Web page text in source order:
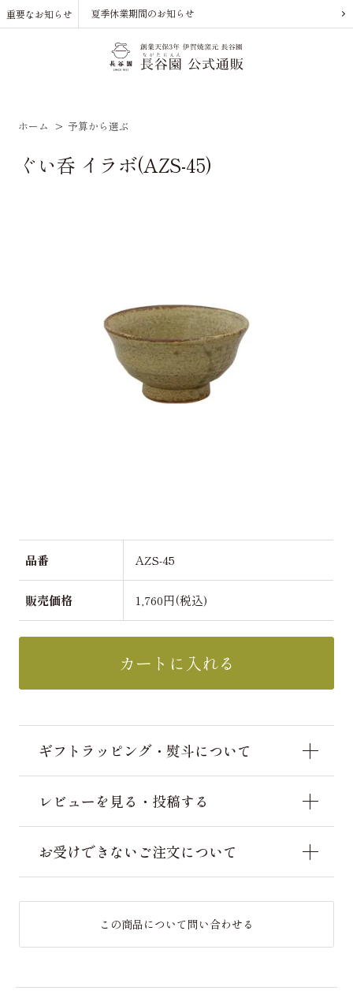
重要なお知らせ 夏季休業期間のお知らせ
ホーム > 予算から選ぶ
ぐい呑 イラボ(AZS-45)
品番 AZS-45
販売価格 1,760円(税込)
カートに入れる
ギフトラッピング・熨斗について
レビューを見る・投稿する
お受けできないご注文について
この商品について問い合わせる